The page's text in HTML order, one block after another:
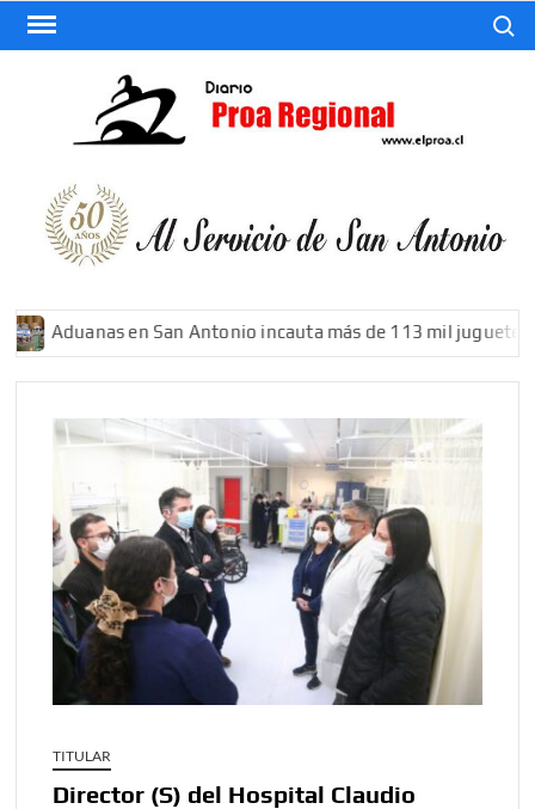
Saltar
Aduanas en San Antonio incauta más de 113 mil juguetes
TITULAR
Director (S) del Hospital Claudio